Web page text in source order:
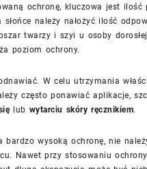
ochronę, kluczowa jest ilość
słońce należy nałożyć ilość
twarzy i szyi u osoby
poziom ochrony.
W celu utrzymania
często ponawiać aplikacje,
lub wytarciu skóry ręcznikiem.
bardzo wysoką ochronę, nie
Nawet przy stosowaniu ochrony